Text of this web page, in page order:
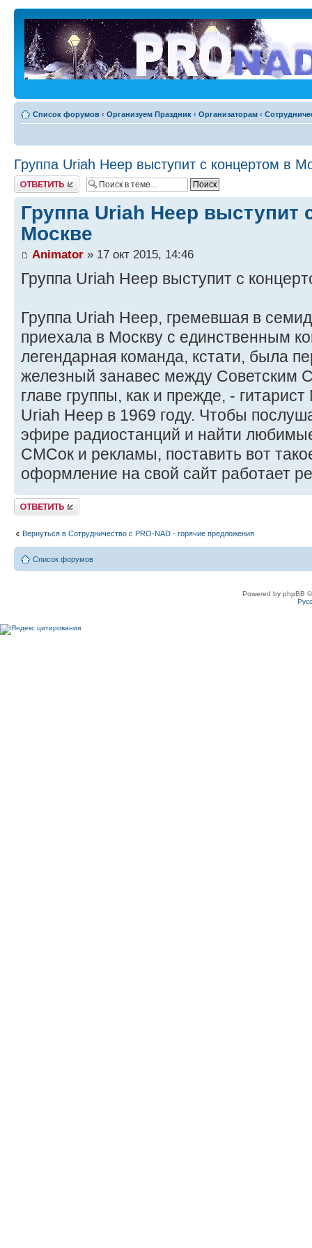
Список форумов ‹ Организуем Праздник ‹ Организаторам ‹
Группа Uriah Heep выступит с концертом в
Ответить
Группа Uriah Heep выступит
Москве
Animator » 17 окт 2015, 14:46
Группа Uriah Heep выступит с
Группа Uriah Heep, гремевшая в
приехала в Москву с единственным
легендарная команда, кстати, была
железный занавес между Советским
главе группы, как и прежде, -
Uriah Heep в 1969 году. Чтобы
эфире радиостанций и найти
СМСок и рекламы, поставить вот
оформление на свой сайт работает
Ответить
Вернуться в Сотрудничество c PRO-NAD - горячие предложения
Список форумов
Powered by phpBB